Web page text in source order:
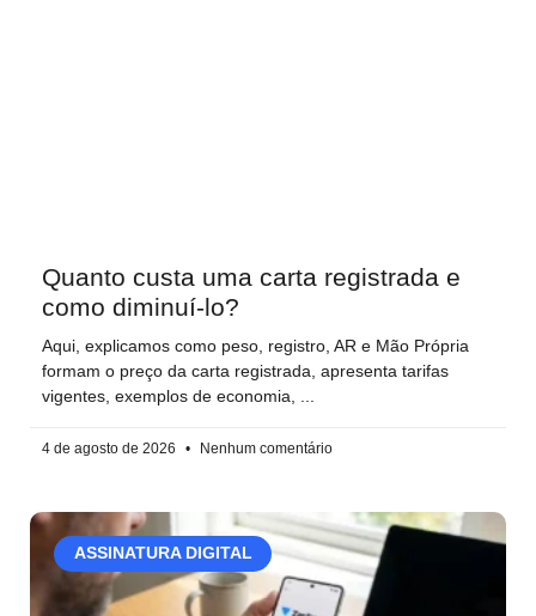
Quanto custa uma carta registrada e
como diminuí-lo?
Aqui, explicamos como peso, registro, AR e Mão Própria
formam o preço da carta registrada, apresenta tarifas
vigentes, exemplos de economia,
4 de agosto de 2026 Nenhum comentário
ASSINATURA DIGITAL